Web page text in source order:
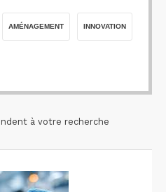
AMÉNAGEMENT INNOVATION
à votre recherche